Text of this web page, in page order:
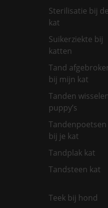
Sterilisatie bij de
kat
Suikerziekte bij
katten
Tand
bij mijn kat
Tanden
puppy’s
Tandenpoetsen
bij je kat
Tandplak kat
Tandsteen kat
Teek bij hond